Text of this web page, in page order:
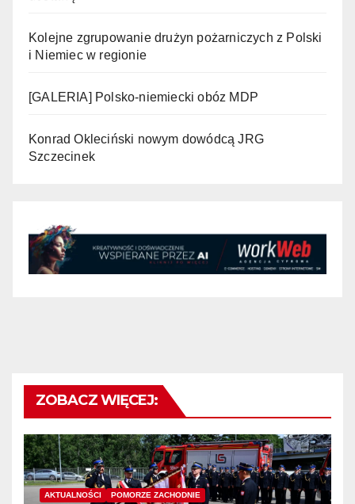
Kolejne zgrupowanie drużyn pożarniczych z Polski
i Niemiec w regionie
[GALERIA] Polsko-niemiecki obóz MDP
Konrad Okleciński nowym dowódcą JRG
Szczecinek
ZOBACZ WIĘCEJ:
AKTUALNOŚCI POMORZE ZACHODNIE